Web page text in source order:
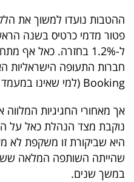
שיתופי
פעולה
ניוזלטרים
מייל
ההטבות נועדו למשוך את
ל-1.2% בחזרה. כאל אף
חברות התעופה הישראליות
Booking (למי שאינו במעמד 'ג'יניוס').
אך מאחורי החגיגיות
נוקבת מצד הנהלת כאל על
היא שביקורת זו משקפת
שהייתה השותפה המלאה
במשך שנים.